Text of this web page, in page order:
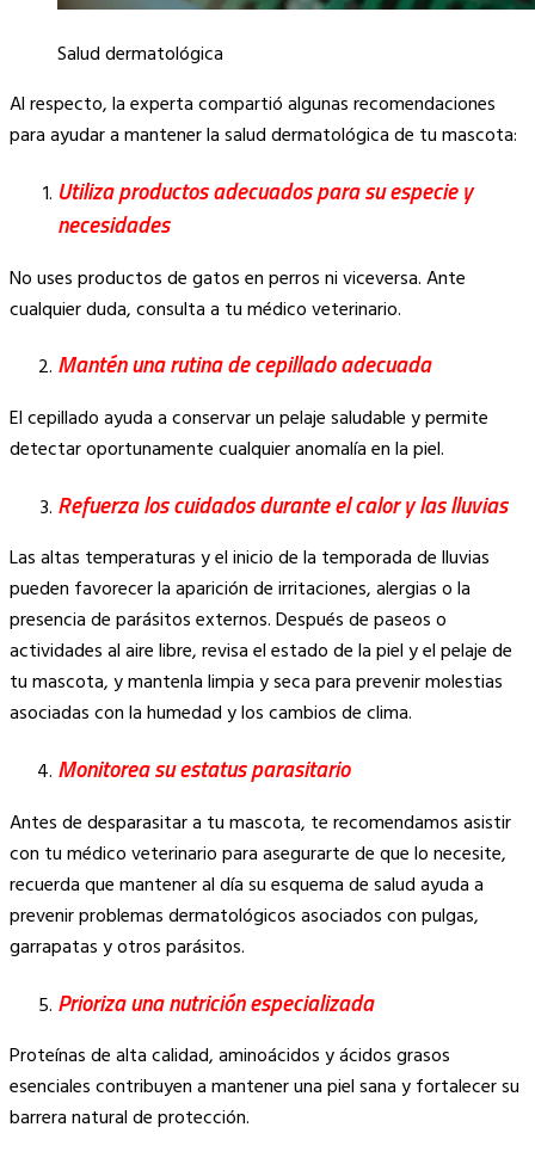
Salud dermatológica
Al respecto, la experta compartió algunas recomendaciones
para ayudar a mantener la salud dermatológica de tu mascota:
Utiliza productos adecuados para su especie y
necesidades
No uses productos de gatos en perros ni viceversa. Ante
cualquier duda, consulta a tu médico veterinario.
Mantén una rutina de cepillado adecuada
El cepillado ayuda a conservar un pelaje saludable y permite
detectar oportunamente cualquier anomalía en la piel.
Refuerza los cuidados durante el calor y las lluvias
Las altas temperaturas y el inicio de la temporada de lluvias
pueden favorecer la aparición de irritaciones, alergias o la
presencia de parásitos externos. Después de paseos o
actividades al aire libre, revisa el estado de la piel y el pelaje de
tu mascota, y mantenla limpia y seca para prevenir molestias
asociadas con la humedad y los cambios de clima.
Monitorea su estatus parasitario
Antes de desparasitar a tu mascota, te recomendamos asistir
con tu médico veterinario para asegurarte de que lo necesite,
recuerda que mantener al día su esquema de salud ayuda a
prevenir problemas dermatológicos asociados con pulgas,
garrapatas y otros parásitos.
Prioriza una nutrición especializada
Proteínas de alta calidad, aminoácidos y ácidos grasos
esenciales contribuyen a mantener una piel sana y fortalecer su
barrera natural de protección.